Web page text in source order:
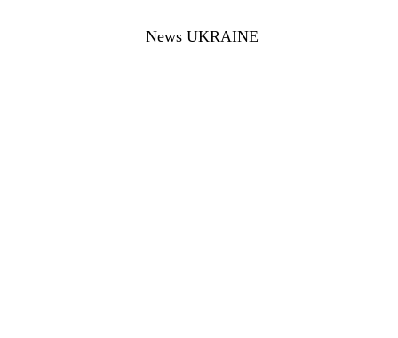
News UKRAINE